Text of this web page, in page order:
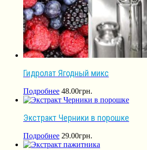
Гидролат Ягодный микс
Подробнее 48.00грн.
Экстракт Черники в порошке
Подробнее 29.00грн.